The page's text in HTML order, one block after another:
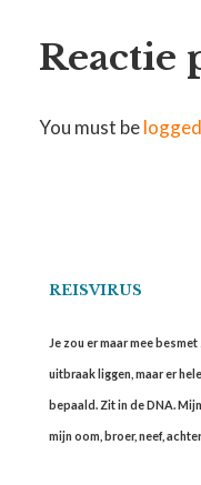
Reactie
You must be
REISVIRUS
Je zou er maar mee
uitbraak liggen, maar er
bepaald. Zit in de DNA.
mijn oom, broer, neef,